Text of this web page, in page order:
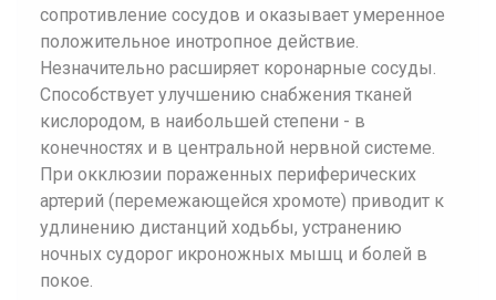
сопротивление сосудов и оказывает умеренное
положительное инотропное действие.
Незначительно расширяет коронарные сосуды.
Способствует улучшению снабжения тканей
кислородом, в наибольшей степени - в
конечностях и в центральной нервной системе.
При окклюзии пораженных периферических
артерий (перемежающейся хромоте) приводит к
удлинению дистанций ходьбы, устранению
ночных судорог икроножных мышц и болей в
покое.